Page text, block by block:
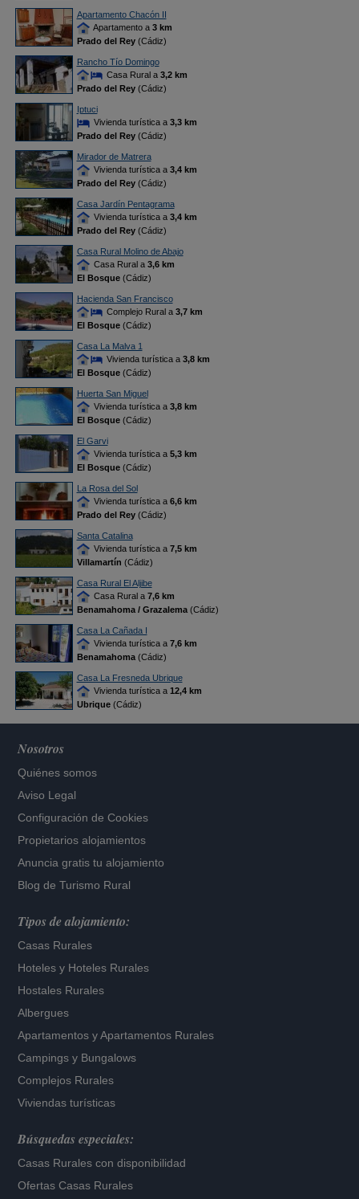
Apartamento Chacón II
Apartamento a 3 km
Prado del Rey(Cádiz)
Rancho Tío Domingo
Casa Rural a 3,2 km
Prado del Rey(Cádiz)
Iptuci
Vivienda turística a 3,3 km
Prado del Rey(Cádiz)
Mirador de Matrera
Vivienda turística a 3,4 km
Prado del Rey(Cádiz)
Casa Jardín Pentagrama
Vivienda turística a 3,4 km
Prado del Rey(Cádiz)
Casa Rural Molino de Abajo
Casa Rural a 3,6 km
El Bosque(Cádiz)
Hacienda San Francisco
Complejo Rural a 3,7 km
El Bosque(Cádiz)
Casa La Malva 1
Vivienda turística a 3,8 km
El Bosque(Cádiz)
Huerta San Miguel
Vivienda turística a 3,8 km
El Bosque(Cádiz)
El Garvi
Vivienda turística a 5,3 km
El Bosque(Cádiz)
La Rosa del Sol
Vivienda turística a 6,6 km
Prado del Rey(Cádiz)
Santa Catalina
Vivienda turística a 7,5 km
Villamartín (Cádiz)
Casa Rural El Aljibe
Casa Rural a 7,6 km
Benamahoma / Grazalema(Cádiz)
Casa La Cañada I
Vivienda turística a 7,6 km
Benamahoma(Cádiz)
Casa La Fresneda Ubrique
Vivienda turística a 12,4 km
Ubrique(Cádiz)
Nosotros
Quiénes somos
Aviso Legal
Configuración de Cookies
Propietarios alojamientos
Anuncia gratis tu alojamiento
Blog de Turismo Rural
Tipos de alojamiento:
Casas Rurales
Hoteles y Hoteles Rurales
Hostales Rurales
Albergues
Apartamentos yApartamentos Rurales
Campings y Bungalows
Complejos Rurales
Viviendas turísticas
Búsquedas especiales:
Casas Rurales con disponibilidad
Ofertas Casas Rurales